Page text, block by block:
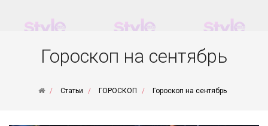
Гороскоп на сентябрь
Статьи ГОРОСКОП Гороскоп на сентябрь